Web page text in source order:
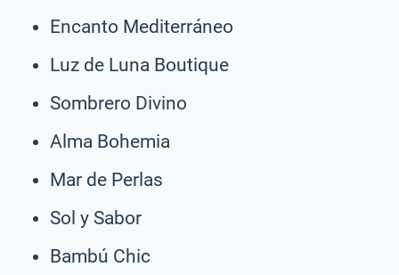
Encanto Mediterráneo
Luz de Luna Boutique
Sombrero Divino
Alma Bohemia
Mar de Perlas
Sol y Sabor
Bambú Chic